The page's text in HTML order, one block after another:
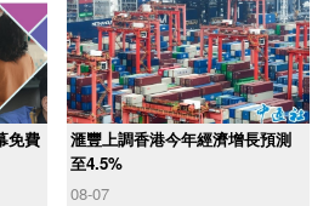
免費
滙豐上調香港今年經濟增長預測
至4.5%
08-07